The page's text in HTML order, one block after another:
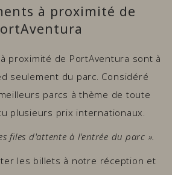
à proximité de
proximité de PortAventura sont à
seulement du parc. Considéré
parcs à thème de toute
plusieurs prix internationaux.
files d'attente à l'entrée du parc ».
les billets à notre réception et